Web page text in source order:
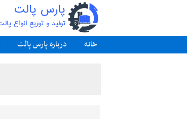
پارس پالت
تولید و توزیع انواع
خانه درباره پارس پالت